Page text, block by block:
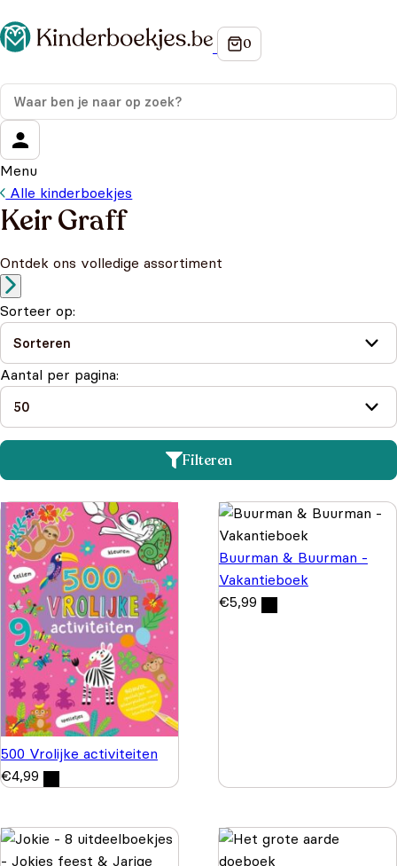
Menu
Alle kinderboekjes
Keir Graff
Ontdek ons volledige assortiment
Sorteer op:
Aantal per pagina:
Filteren
500 Vrolijke activiteiten
€4,99
Buurman & Buurman -
Vakantieboek
€5,99